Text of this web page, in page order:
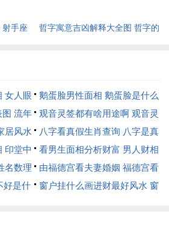
）
星期日）
蛇）
、立券、安葬
射手座
哲字寓意吉凶解释大全图 哲字的
女人眼
鹅蛋脸男性面相 鹅蛋脸是什么
脸型男性
图 流年
观音灵签都有啥用途啊 观音灵
签全部签签词
居风水
八字看真假生肖查询 八字是真
还是假
印堂中
看男生面相分析财富 男人财相
从哪里看
名数理
由福德宫看夫妻婚姻 福德宫看
配偶生肖
好是什
窗户挂什么画进财最好风水 窗